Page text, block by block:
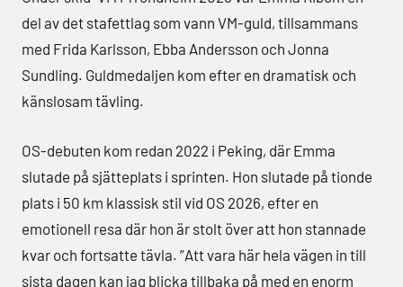
del av det stafettlag som vann VM-guld, tillsammans
med Frida Karlsson, Ebba Andersson och Jonna
Sundling. Guldmedaljen kom efter en dramatisk och
känslosam tävling.
OS-debuten kom redan 2022 i Peking, där Emma
slutade på sjätteplats i sprinten. Hon slutade på tionde
plats i 50 km klassisk stil vid OS 2026, efter en
emotionell resa där hon är stolt över att hon stannade
kvar och fortsatte tävla. ”Att vara här hela vägen in till
sista dagen kan jag blicka tillbaka på med en enorm